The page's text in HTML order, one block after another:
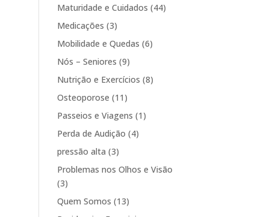
Maturidade e Cuidados (44)
Medicações (3)
Mobilidade e Quedas (6)
Nós – Seniores (9)
Nutrição e Exercícios (8)
Osteoporose (11)
Passeios e Viagens (1)
Perda de Audição (4)
pressão alta (3)
Problemas nos Olhos e Visão
(3)
Quem Somos (13)